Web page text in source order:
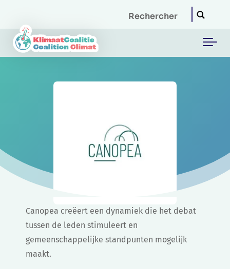
Canopea creëert een dynamiek die het debat
tussen de leden stimuleert en
gemeenschappelijke standpunten mogelijk
maakt.